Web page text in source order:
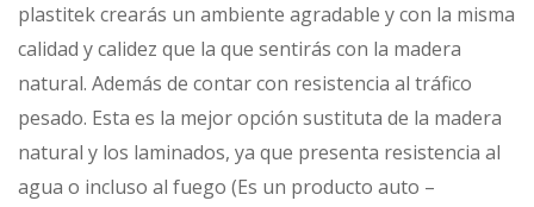
plastitek crearás un ambiente agradable y con la misma
calidad y calidez que la que sentirás con la madera
natural. Además de contar con resistencia al tráfico
pesado. Esta es la mejor opción sustituta de la madera
natural y los laminados, ya que presenta resistencia al
agua o incluso al fuego (Es un producto auto –